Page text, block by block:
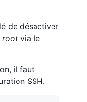
de désactiver
root via le
il faut
SSH.